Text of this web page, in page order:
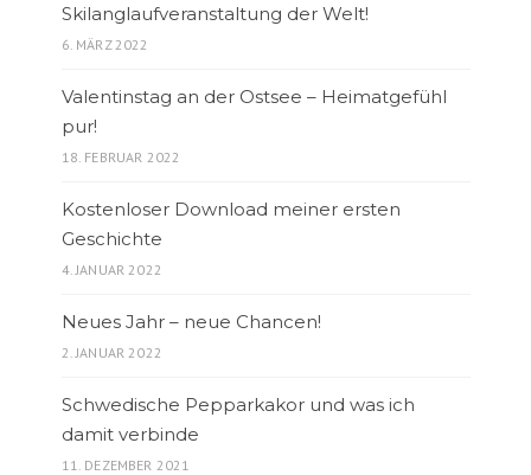
Skilanglaufveranstaltung der Welt!
6. MÄRZ 2022
Valentinstag an der Ostsee – Heimatgefühl
pur!
18. FEBRUAR 2022
Kostenloser Download meiner ersten
Geschichte
4. JANUAR 2022
Neues Jahr – neue Chancen!
2. JANUAR 2022
Schwedische Pepparkakor und was ich
damit verbinde
11. DEZEMBER 2021